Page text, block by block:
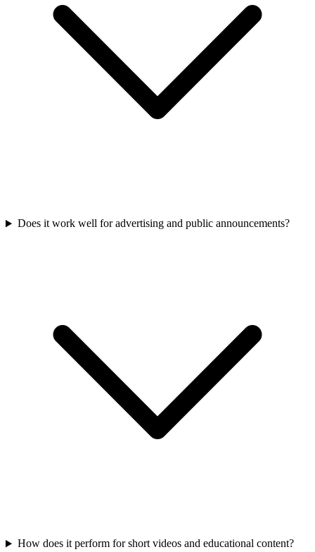
Does it work well for advertising and public announcements?
How does it perform for short videos and educational content?